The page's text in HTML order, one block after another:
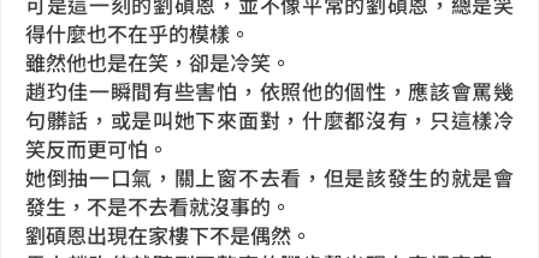
得什麼也不在乎的模樣。
雖然他也是在笑，卻是冷笑。
趙玓佳一瞬間有些害怕，依照他的個性，應該會罵幾
句髒話，或是叫她下來面對，什麼都沒有，只這樣冷
笑反而更可怕。
她倒抽一口氣，關上窗不去看，但是該發生的就是會
發生，不是不去看就沒事的。
劉碩恩出現在家樓下不是偶然。